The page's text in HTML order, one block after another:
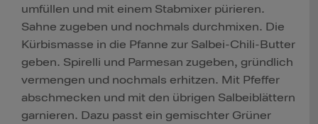
umfüllen und mit einem Stabmixer pürieren.
Sahne zugeben und nochmals durchmixen. Die
Kürbismasse in die Pfanne zur Salbei-Chili-Butter
geben. Spirelli und Parmesan zugeben, gründlich
vermengen und nochmals erhitzen. Mit Pfeffer
abschmecken und mit den übrigen Salbeiblättern
garnieren. Dazu passt ein gemischter Grüner